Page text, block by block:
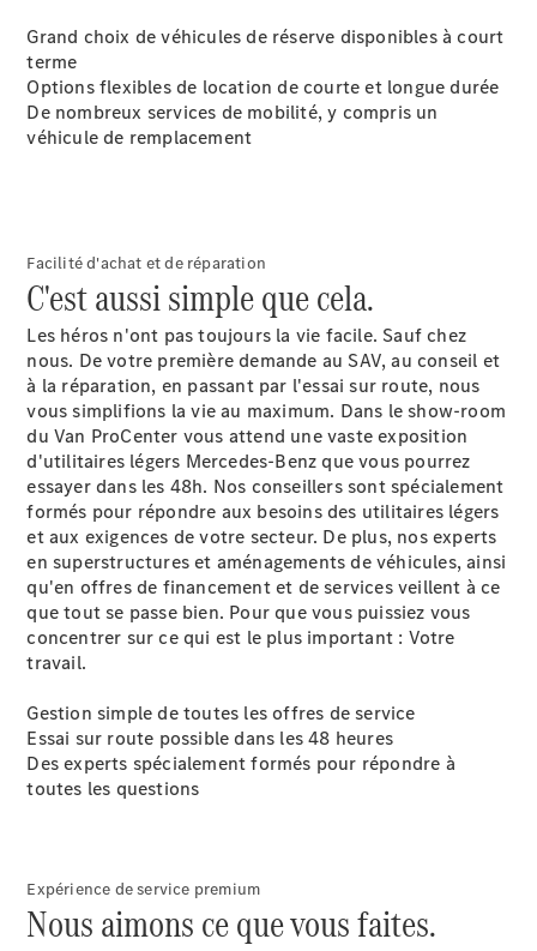
Mercedes-
Benz Store
Marco Polo
Marco Polo
Configurateur
Mercedes-
Benz Store
Configurateur
Mercedes-
Grand choix de véhicules de réserve disponibles à court
terme
Options flexibles de location de courte et longue durée
De nombreux services de mobilité, y compris un
véhicule de remplacement
Facilité d'achat et de réparation
C'est aussi simple que cela.
Les héros n'ont pas toujours la vie facile. Sauf chez
nous. De votre première demande au SAV, au conseil et
à la réparation, en passant par l'essai sur route, nous
vous simplifions la vie au maximum. Dans le show-room
du Van ProCenter vous attend une vaste exposition
d'utilitaires légers Mercedes-Benz que vous pourrez
essayer dans les 48h. Nos conseillers sont spécialement
formés pour répondre aux besoins des utilitaires légers
et aux exigences de votre secteur. De plus, nos experts
en superstructures et aménagements de véhicules, ainsi
qu'en offres de financement et de services veillent à ce
que tout se passe bien. Pour que vous puissiez vous
concentrer sur ce qui est le plus important : Votre
travail.
Gestion simple de toutes les offres de service
Essai sur route possible dans les 48 heures
Des experts spécialement formés pour répondre à
toutes les questions
Expérience de service premium
Nous aimons ce que vous faites.